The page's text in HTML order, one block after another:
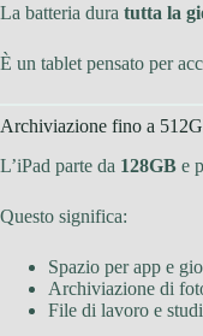
La batteria dura tutta la
È un tablet pensato per
Archiviazione fino a
L’iPad parte da 128GB e
Questo significa:
Spazio per app e
Archiviazione di
File di lavoro e